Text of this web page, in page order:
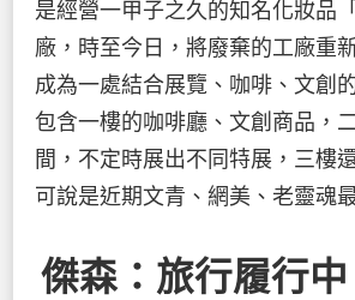
是經營一甲子之久的知名化妝品
廠，時至今日，將廢棄的工廠重
成為一處結合展覽、咖啡、文創
包含一樓的咖啡廳、文創商品，
間，不定時展出不同特展，三樓
可說是近期文青、網美、老靈魂
傑森：旅行履行中